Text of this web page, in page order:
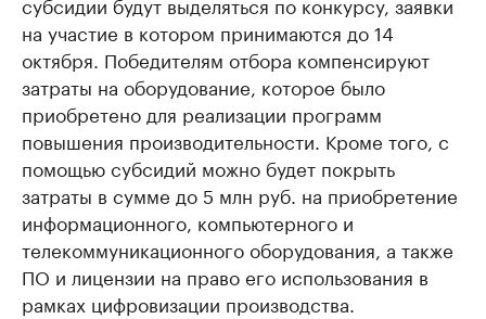
на участие в котором принимаются до 14
октября. Победителям отбора компенсируют
затраты на оборудование, которое было
приобретено для реализации программ
повышения производительности. Кроме того, с
помощью субсидий можно будет покрыть
затраты в сумме до 5 млн руб. на приобретение
информационного, компьютерного и
телекоммуникационного оборудования, а также
ПО и лицензии на право его использования в
рамках цифровизации производства.